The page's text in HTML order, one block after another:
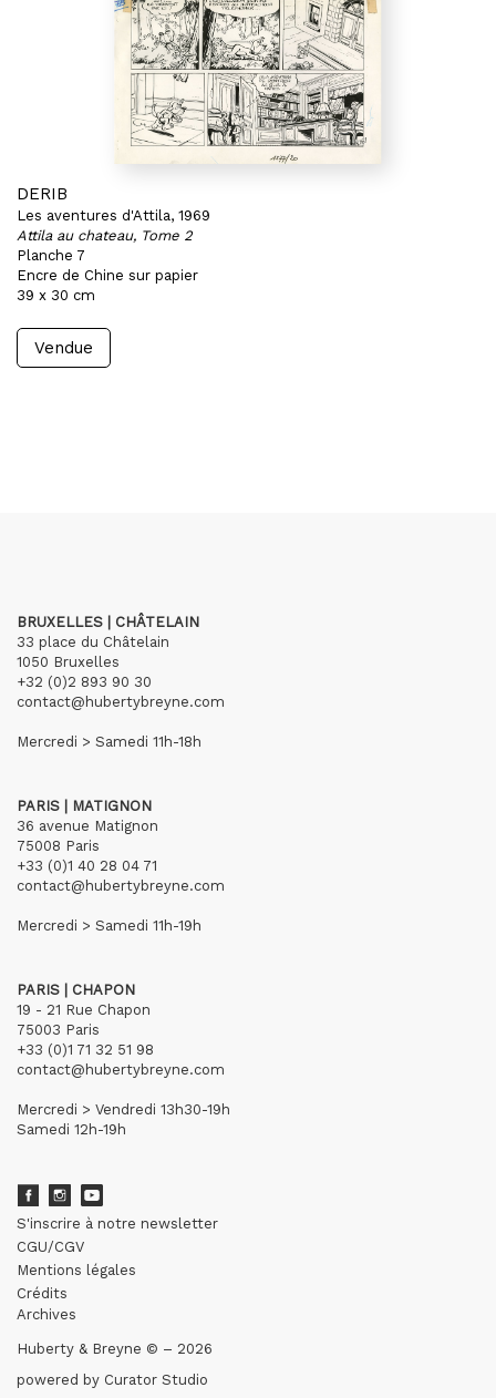
DERIB
Les aventures d'Attila, 1969
Attila au chateau, Tome 2
Planche 7
Encre de Chine sur papier
39 x 30 cm
Vendue
BRUXELLES | CHÂTELAIN
33 place du Châtelain
1050 Bruxelles
+32 (0)2 893 90 30
contact@hubertybreyne.com
Mercredi > Samedi 11h-18h
PARIS | MATIGNON
36 avenue Matignon
75008 Paris
+33 (0)1 40 28 04 71
contact@hubertybreyne.com
Mercredi > Samedi 11h-19h
PARIS | CHAPON
19 - 21 Rue Chapon
75003 Paris
+33 (0)1 71 32 51 98
contact@hubertybreyne.com
Mercredi > Vendredi 13h30-19h
Samedi 12h-19h
S'inscrire à notre newsletter
CGU/CGV
Mentions légales
Crédits
Archives
Huberty & Breyne © – 2026
powered by Curator Studio